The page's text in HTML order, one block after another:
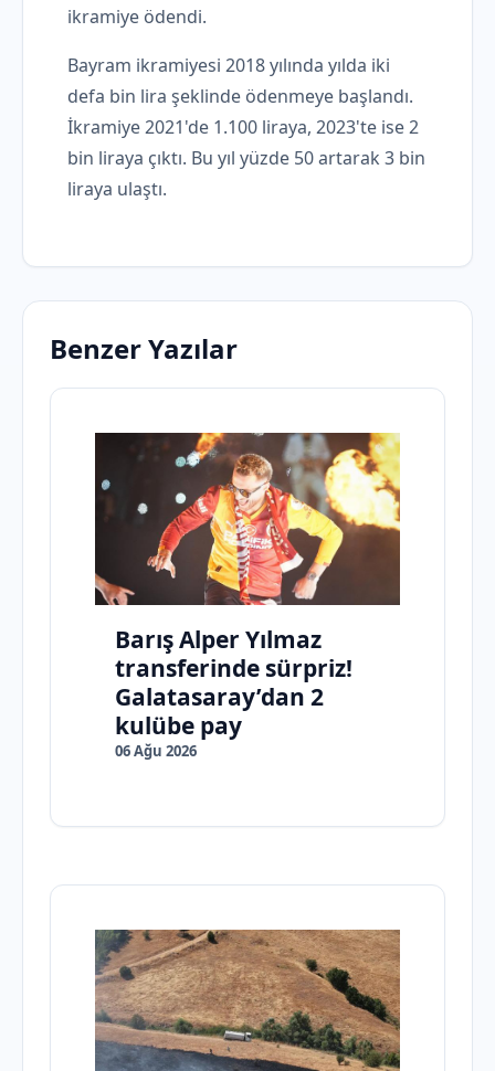
ikramiye ödendi.
Bayram ikramiyesi 2018 yılında yılda iki
defa bin lira şeklinde ödenmeye başlandı.
İkramiye 2021'de 1.100 liraya, 2023'te ise 2
bin liraya çıktı. Bu yıl yüzde 50 artarak 3 bin
liraya ulaştı.
Benzer Yazılar
Barış Alper Yılmaz
transferinde sürpriz!
Galatasaray’dan 2
kulübe pay
06 Ağu 2026